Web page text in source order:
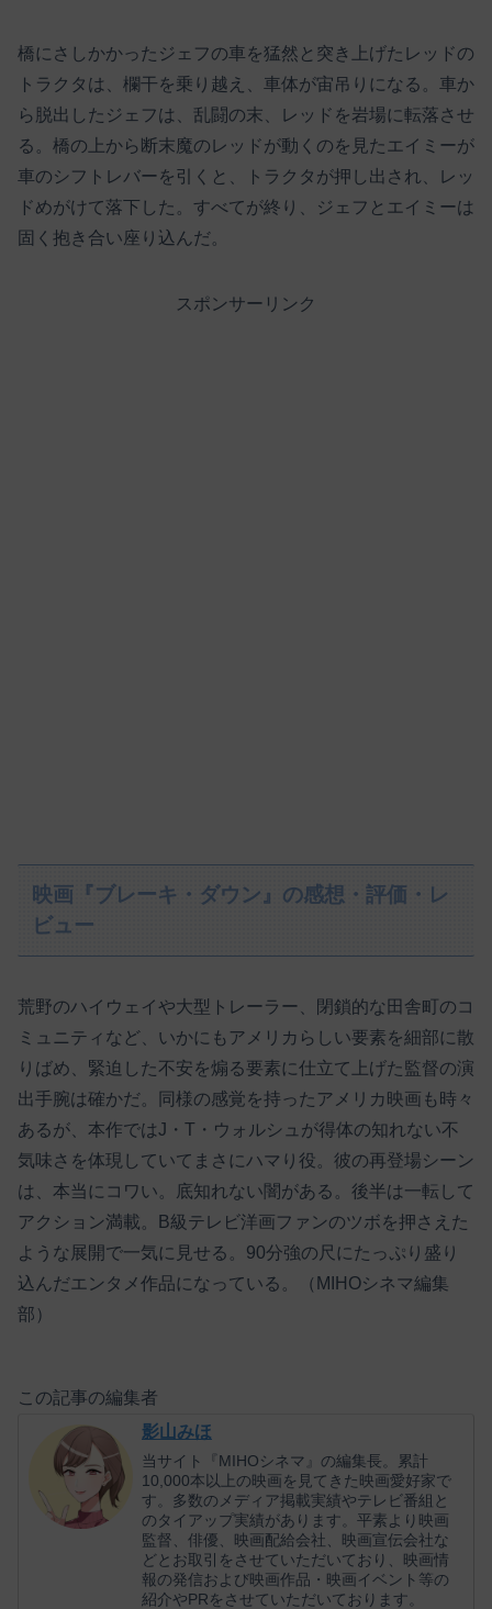
橋にさしかかったジェフの車を猛然と突き上げたレッドの
トラクタは、欄干を乗り越え、車体が宙吊りになる。車か
ら脱出したジェフは、乱闘の末、レッドを岩場に転落させ
る。橋の上から断末魔のレッドが動くのを見たエイミーが
車のシフトレバーを引くと、トラクタが押し出され、レッ
ドめがけて落下した。すべてが終り、ジェフとエイミーは
固く抱き合い座り込んだ。
スポンサーリンク
映画『ブレーキ・ダウン』の感想・評価・レ
ビュー
荒野のハイウェイや大型トレーラー、閉鎖的な田舎町のコ
ミュニティなど、いかにもアメリカらしい要素を細部に散
りばめ、緊迫した不安を煽る要素に仕立て上げた監督の演
出手腕は確かだ。同様の感覚を持ったアメリカ映画も時々
あるが、本作ではJ・T・ウォルシュが得体の知れない不
気味さを体現していてまさにハマり役。彼の再登場シーン
は、本当にコワい。底知れない闇がある。後半は一転して
アクション満載。B級テレビ洋画ファンのツボを押さえた
ような展開で一気に見せる。90分強の尺にたっぷり盛り
込んだエンタメ作品になっている。（MIHOシネマ編集
部）
この記事の編集者
影山みほ
当サイト『MIHOシネマ』の編集長。累計
10,000本以上の映画を見てきた映画愛好家で
す。多数のメディア掲載実績やテレビ番組と
のタイアップ実績があります。平素より映画
監督、俳優、映画配給会社、映画宣伝会社な
どとお取引をさせていただいており、映画情
報の発信および映画作品・映画イベント等の
紹介やPRをさせていただいております。